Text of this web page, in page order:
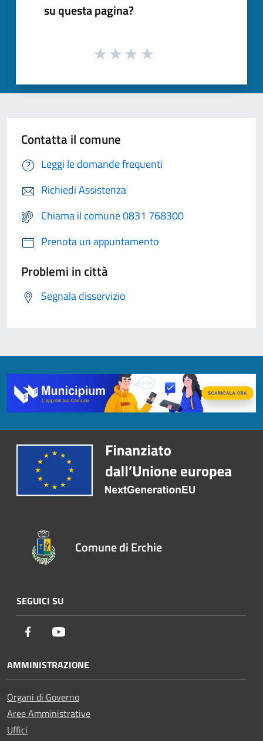
su questa pagina?
Contatta il comune
Leggi le domande frequenti
Richiedi Assistenza
Chiama il comune 0831 768300
Prenota un appuntamento
Problemi in città
Segnala disservizio
Comune di Erchie
SEGUICI SU
Facebook
AMMINISTRAZIONE
Organi di Governo
Aree Amministrative
Uffici